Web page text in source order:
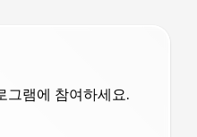
그램에 참여하세요.